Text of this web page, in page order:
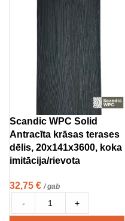
Scandic WPC Solid
Antracīta krāsas terases
dēlis, 20x141x3600, koka
imitācija/rievota
32,75 € / gab
- +